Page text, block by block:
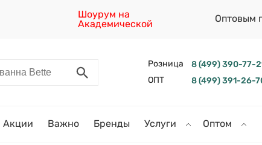
Шоурум на
Академической
Оптовым
Розница 8 (499) 390-77-
ОПТ
8 (499) 391-26-
Акции Важно Бренды Услуги Оптом